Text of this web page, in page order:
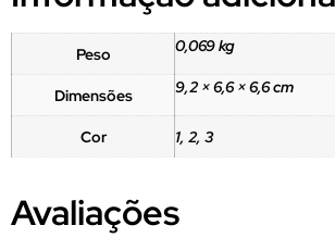
Peso 0,069 kg
Dimensões 9,2 × 6,6 × 6,6 cm
Cor 1, 2, 3
Avaliações